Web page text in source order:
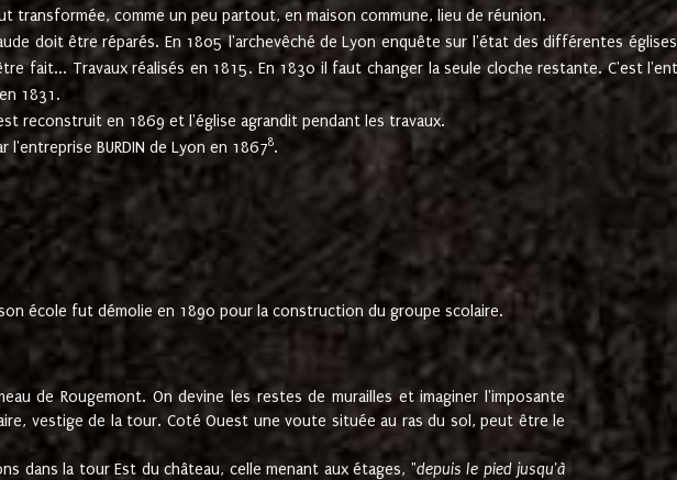
transformée, comme un peu partout, en maison commune, lieu de réunion.
doit être réparés. En 1805 l'archevêché de Lyon enquête sur l'état des différentes
fait... Travaux réalisés en 1815. En 1830 il faut changer la seule cloche restante. C'est
1831.
reconstruit en 1869 et l'église agrandit pendant les travaux.
BURDIN de Lyon en 18678.
école fut démolie en 1890 pour la construction du groupe scolaire.
de Rougemont. On devine les restes de murailles et imaginer l'imposante
vestige de la tour. Coté Ouest une voute située au ras du sol, peut être le
dans la tour Est du château, celle menant aux étages, "depuis le pied jusqu'à